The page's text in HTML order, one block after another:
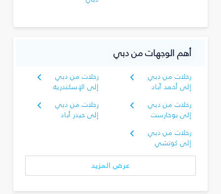
أهم الوجهات من دبي
رحلات من دبي
إلى أحمد آباد
رحلات من دبي
إلى الإسكندرية
رحلات من دبي
إلى بوخارست
رحلات من دبي
إلى حيدر أباد
رحلات من دبي
إلى كوتشي
عرض المزيد